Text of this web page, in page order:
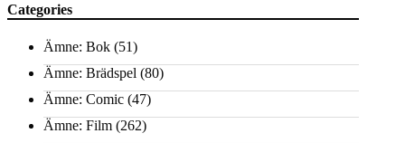
Categories
Ämne: Bok (51)
Ämne: Brädspel (80)
Ämne: Comic (47)
Ämne: Film (262)